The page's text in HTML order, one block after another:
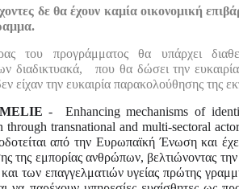
δε θα έχουν καμία οικονομική
του προγράμματος θα υπάρχει
διαδικτυακά, που θα δώσει την
είχαν την ευκαιρία παρακολούθησης της
- Εnhancing mechanisms of
through transnational and multi-sectoral
από την Ευρωπαϊκή Ένωση και
της εμπορίας ανθρώπων, βελτιώνοντας
των επαγγελματιών υγείας πρώτης